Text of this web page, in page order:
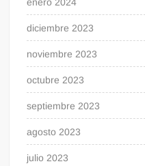
diciembre 2023
noviembre 2023
octubre 2023
septiembre 2023
agosto 2023
julio 2023